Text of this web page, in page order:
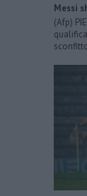
Messi
(Afp)